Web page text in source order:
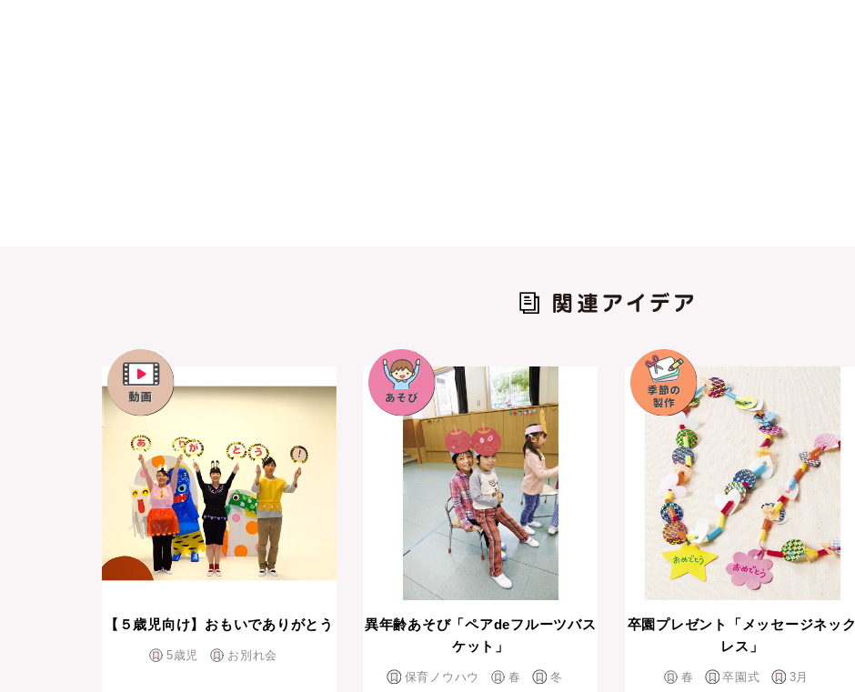
【５歳児向け】おもいでありがとう
5歳児 お別れ会
異年齢あそび「ペアdeフルーツバス
ケット」
保育ノウハウ 春
冬
卒園プレゼント「メッセージネック
レス」
春 卒園式
3月